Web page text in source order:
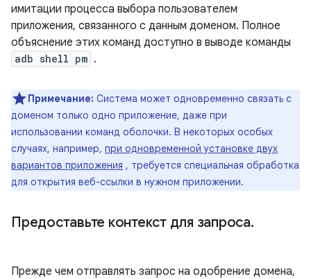
имитации процесса выбора пользователем
приложения, связанного с данным доменом. Полное
объяснение этих команд доступно в выводе команды
adb shell pm .
Примечание: Система может одновременно связать с
доменом только одно приложение, даже при
использовании команд оболочки. В некоторых особых
случаях, например, при одновременной установке двух
вариантов приложения , требуется специальная обработка
для открытия веб-ссылки в нужном приложении.
Предоставьте контекст для запроса.
Прежде чем отправлять запрос на одобрение домена,